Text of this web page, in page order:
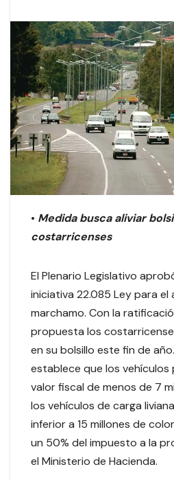
• Medida busca aliviar
costarricenses
El Plenario Legislativo
iniciativa 22.085 Ley para el
marchamo. Con la
propuesta los
en su bolsillo este fin de
establece que los
valor fiscal de menos de 7
los vehículos de carga
inferior a 15 millones de
un 50% del impuesto a la
el Ministerio de Hacienda.